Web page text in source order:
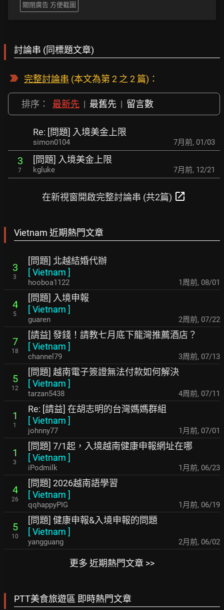
關閉廣告 方便截圖
討論串 (同標題文章)
完整討論串 (本文為第 2 之 2 篇)：
排序： 最新先 | 最舊先 | 留言數
Re: [問題] 入境美金上限
simon0104 7月前, 01/03
3
7
[問題] 入境美金上限
kgluke 7月前, 12/21
在新視窗開啟完整討論串 (共2篇) open_in_new
Vietnam 近期熱門文章
3
3
[問題] 北越結婚代辦
[Vietnam ]
hooboa1122 1周前, 08/01
4
5
[問題] 入境申報
[Vietnam ]
guaren 2周前, 07/22
7
18
[請益] 發錢！請教七月底下龍灣推薦酒店？
[Vietnam ]
channel79 3周前, 07/13
5
12
[問題] 越南電子簽證無法付款如何解決
[Vietnam ]
tarzan5438 4周前, 07/11
1
1
Re: [請益] 在胡志明的台灣媽媽群組
[Vietnam ]
johnny77 1月前, 07/01
1
3
[問題] 7/1起，入境越南健康申報網址在哪
[Vietnam ]
iPodmilk 1月前, 06/23
4
26
[問題] 2026越南語學習
[Vietnam ]
qqhappyPIG 1月前, 06/19
5
10
[問題] 健康申報&入境申報的問題
[Vietnam ]
yangguang 2月前, 06/02
更多 近期熱門文章 >>
PTT美食旅遊區 即時熱門文章